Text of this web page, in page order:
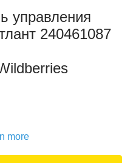
управления
240461087
more